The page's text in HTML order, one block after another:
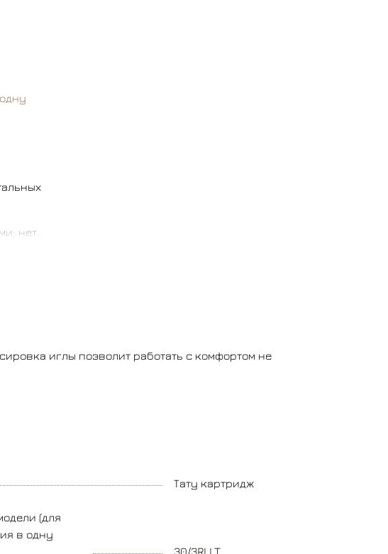
нет.
иглы позволит работать с комфортом не
Тату картридж
(для
в одну
30/3RLLT